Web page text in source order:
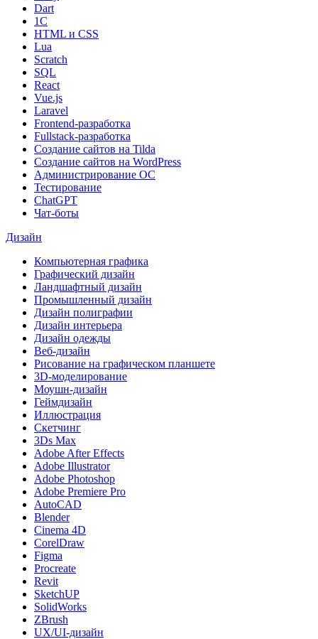
Dart
1С
HTML и CSS
Lua
Scratch
SQL
React
Vue.js
Laravel
Frontend-разработка
Fullstack-разработка
Создание сайтов на Tilda
Создание сайтов на WordPress
Администрирование ОС
Тестирование
ChatGPT
Чат-боты
Дизайн
Компьютерная графика
Графический дизайн
Ландшафтный дизайн
Промышленный дизайн
Дизайн полиграфии
Дизайн интерьера
Дизайн одежды
Веб-дизайн
Рисование на графическом планшете
3D-моделирование
Моушн-дизайн
Геймдизайн
Иллюстрация
Скетчинг
3Ds Max
Adobe After Effects
Adobe Illustrator
Adobe Photoshop
Adobe Premiere Pro
AutoCAD
Blender
Cinema 4D
CorelDraw
Figma
Procreate
Revit
SketchUP
SolidWorks
ZBrush
UX/UI-дизайн